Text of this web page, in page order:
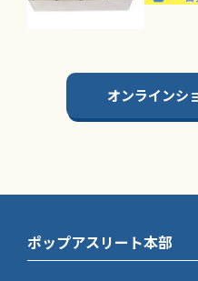
オンラインシ
ポップアスリート本部